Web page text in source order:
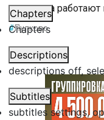
Chapters
Chapters
Descriptions
descriptions off,
Subtitles
subtitles settings,
аэропорта
#Пулково